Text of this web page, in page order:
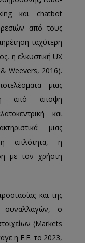
και chatbot
από τους
ταχύτερη
η ελκυστική UX
Weevers, 2016).
μιας
από άποψη
και
μιας
η απλότητα, η
με τον χρήστη
και της
συναλλαγών, ο
(Markets
η Ε.Ε. το 2023,